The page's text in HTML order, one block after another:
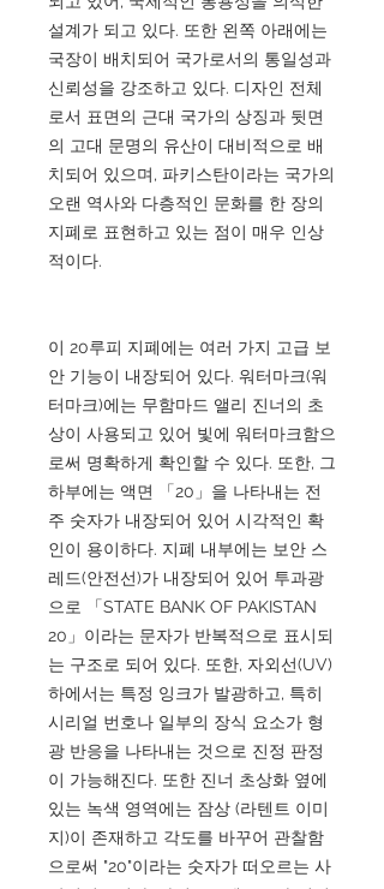
설계가 되고 있다. 또한 왼쪽 아래에는
국장이 배치되어 국가로서의 통일성과
신뢰성을 강조하고 있다. 디자인 전체
로서 표면의 근대 국가의 상징과 뒷면
의 고대 문명의 유산이 대비적으로 배
치되어 있으며, 파키스탄이라는 국가의
오랜 역사와 다층적인 문화를 한 장의
지폐로 표현하고 있는 점이 매우 인상
적이다.
이 20루피 지폐에는 여러 가지 고급 보
안 기능이 내장되어 있다. 워터마크(워
터마크)에는 무함마드 앨리 진너의 초
상이 사용되고 있어 빛에 워터마크함으
로써 명확하게 확인할 수 있다. 또한, 그
하부에는 액면 「20」을 나타내는 전
주 숫자가 내장되어 있어 시각적인 확
인이 용이하다. 지폐 내부에는 보안 스
레드(안전선)가 내장되어 있어 투과광
으로 「STATE BANK OF PAKISTAN
20」이라는 문자가 반복적으로 표시되
는 구조로 되어 있다. 또한, 자외선(UV)
하에서는 특정 잉크가 발광하고, 특히
시리얼 번호나 일부의 장식 요소가 형
광 반응을 나타내는 것으로 진정 판정
이 가능해진다. 또한 진너 초상화 옆에
있는 녹색 영역에는 잠상 (라텐트 이미
지)이 존재하고 각도를 바꾸어 관찰함
으로써 "20"이라는 숫자가 떠오르는 사